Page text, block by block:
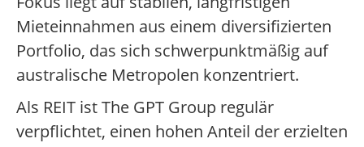
Mieteinnahmen aus einem diversifizierten
Portfolio, das sich schwerpunktmäßig auf
australische Metropolen konzentriert.
Als REIT ist The GPT Group regulär
verpflichtet, einen hohen Anteil der erzielten